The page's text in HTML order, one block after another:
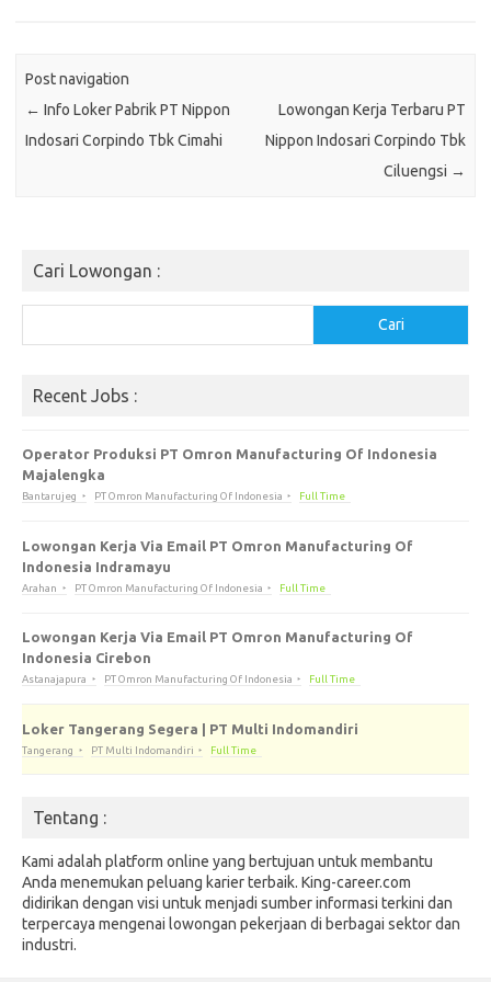
Post navigation
← Info Loker Pabrik PT Nippon
Indosari Corpindo Tbk Cimahi
Lowongan Kerja Terbaru PT
Nippon Indosari Corpindo Tbk
Ciluengsi →
Cari Lowongan :
Cari
Recent Jobs :
Operator Produksi PT Omron Manufacturing Of Indonesia
Majalengka
Bantarujeg PT Omron Manufacturing Of Indonesia Full Time
Lowongan Kerja Via Email PT Omron Manufacturing Of
Indonesia Indramayu
Arahan PT Omron Manufacturing Of Indonesia Full Time
Lowongan Kerja Via Email PT Omron Manufacturing Of
Indonesia Cirebon
Astanajapura PT Omron Manufacturing Of Indonesia Full Time
Loker Tangerang Segera | PT Multi Indomandiri
Tangerang PT Multi Indomandiri Full Time
Tentang :
Kami adalah platform online yang bertujuan untuk membantu
Anda menemukan peluang karier terbaik. King-career.com
didirikan dengan visi untuk menjadi sumber informasi terkini dan
terpercaya mengenai lowongan pekerjaan di berbagai sektor dan
industri.